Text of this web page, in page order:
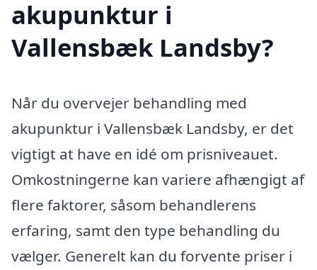
akupunktur i
Vallensbæk Landsby?
Når du overvejer behandling med
akupunktur i Vallensbæk Landsby, er det
vigtigt at have en idé om prisniveauet.
Omkostningerne kan variere afhængigt af
flere faktorer, såsom behandlerens
erfaring, samt den type behandling du
vælger. Generelt kan du forvente priser i